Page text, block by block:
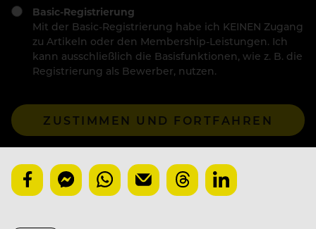
Basic-Registrierung
Mit der Basic-Registrierung habe ich KEINEN Zugang
zu Artikeln oder den Membership-Leistungen. Ich
kann ausschließlich die Basisfunktionen, wie z. B. die
Registrierung als Bewerber, nutzen.
ZUSTIMMEN UND FORTFAHREN